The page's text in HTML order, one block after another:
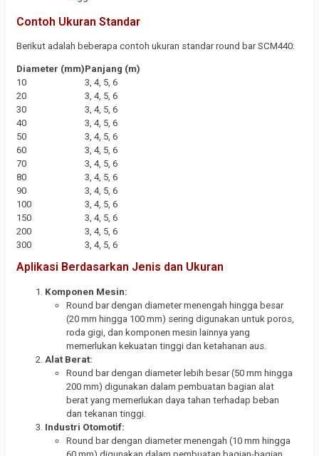
Contoh Ukuran Standar
Berikut adalah beberapa contoh ukuran standar round bar SCM440:
Diameter (mm)Panjang (m)
10
3, 4, 5, 6
20
3, 4, 5, 6
30
3, 4, 5, 6
40
3, 4, 5, 6
50
3, 4, 5, 6
60
3, 4, 5, 6
70
3, 4, 5, 6
80
3, 4, 5, 6
90
3, 4, 5, 6
100
3, 4, 5, 6
150
3, 4, 5, 6
200
3, 4, 5, 6
300
3, 4, 5, 6
Aplikasi Berdasarkan Jenis dan Ukuran
Komponen Mesin:
Round bar dengan diameter menengah hingga besar
(20 mm hingga 100 mm) sering digunakan untuk poros,
roda gigi, dan komponen mesin lainnya yang
memerlukan kekuatan tinggi dan ketahanan aus.
Alat Berat:
Round bar dengan diameter lebih besar (50 mm hingga
200 mm) digunakan dalam pembuatan bagian alat
berat yang memerlukan daya tahan terhadap beban
dan tekanan tinggi.
Industri Otomotif:
Round bar dengan diameter menengah (10 mm hingga